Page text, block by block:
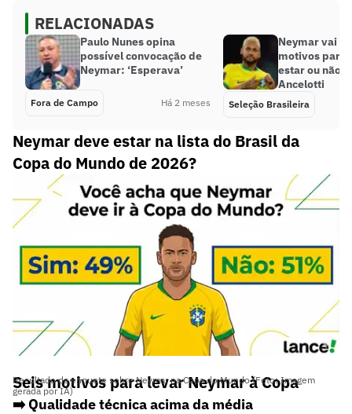
RELACIONADAS
Paulo Nunes opina
possível convocação de
Neymar: ‘Esperava’
Fora de Campo Há 2 meses
Neymar vai à
motivos para
estar ou não
Ancelotti
Seleção Brasileira
Neymar deve estar na lista do Brasil da
Copa do Mundo de 2026?
Resultado da enquete sobre Neymar na Copa do Mundo (Foto: Imagem
gerada por IA)
Seis motivos para levar Neymar à Copa
➡️ Qualidade técnica acima da média